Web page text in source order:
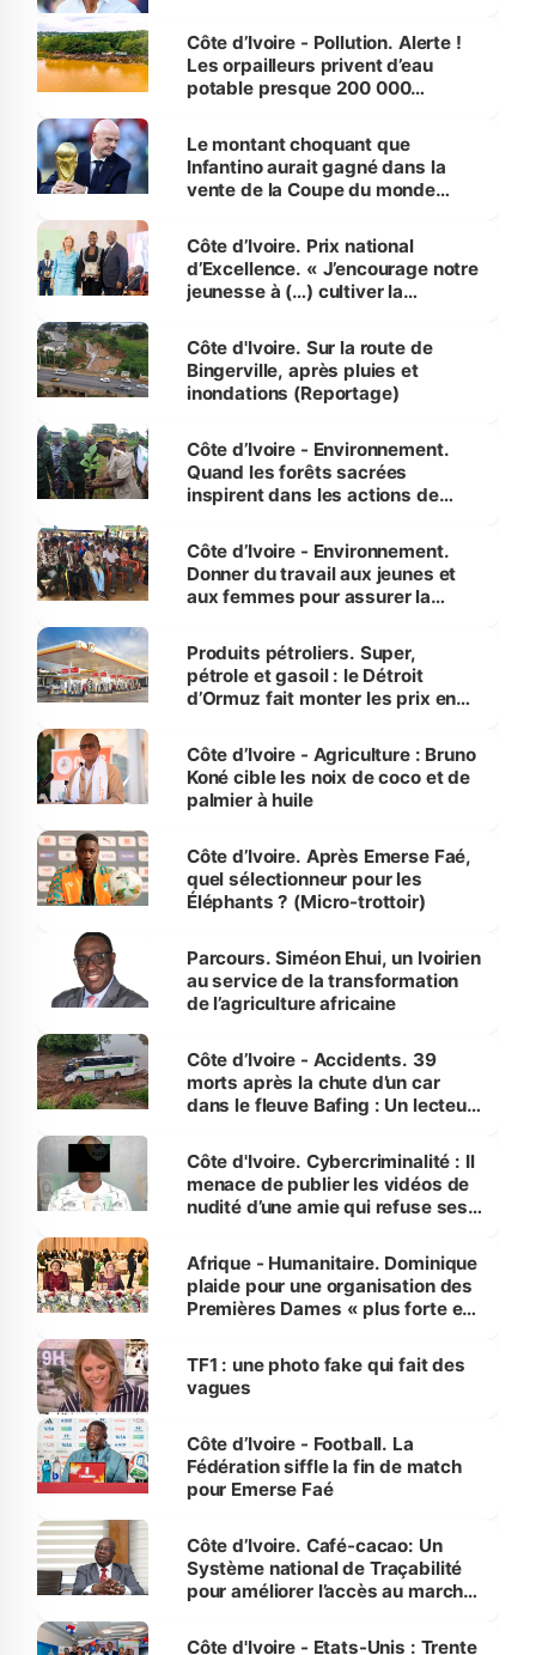
Côte d’Ivoire - Pollution. Alerte !
Les orpailleurs privent d’eau
potable presque 200 000
Le montant choquant que
Infantino aurait gagné dans la
vente de la Coupe du monde
Côte d’Ivoire. Prix national
d’Excellence. « J’encourage notre
jeunesse à (…) cultiver la
(Alassane Ouattara
Côte d'Ivoire. Sur la route de
Bingerville, après pluies et
inondations (Reportage)
Côte d’Ivoire - Environnement.
Quand les forêts sacrées
inspirent dans les actions de
Côte d’Ivoire - Environnement.
Donner du travail aux jeunes et
aux femmes pour assurer la
menacées
Produits pétroliers. Super,
pétrole et gasoil : le Détroit
d’Ormuz fait monter les prix en
Côte d’Ivoire - Agriculture : Bruno
Koné cible les noix de coco et de
palmier à huile
Côte d’Ivoire. Après Emerse Faé,
quel sélectionneur pour les
Éléphants ? (Micro-trottoir)
Parcours. Siméon Ehui, un Ivoirien
au service de la transformation
de l’agriculture africaine
Côte d’Ivoire - Accidents. 39
morts après la chute d’un car
dans le fleuve Bafing : Un lecteur
des Transports
Côte d'Ivoire. Cybercriminalité : Il
menace de publier les vidéos de
nudité d’une amie qui refuse ses
Afrique - Humanitaire. Dominique
plaide pour une organisation des
Premières Dames « plus forte et
sur la scène internationale »
TF1 : une photo fake qui fait des
vagues
Côte d’Ivoire - Football. La
Fédération siffle la fin de match
pour Emerse Faé
Côte d’Ivoire. Café-cacao: Un
Système national de Traçabilité
pour améliorer l’accès au marché
Côte d'Ivoire - Etats-Unis : Trente